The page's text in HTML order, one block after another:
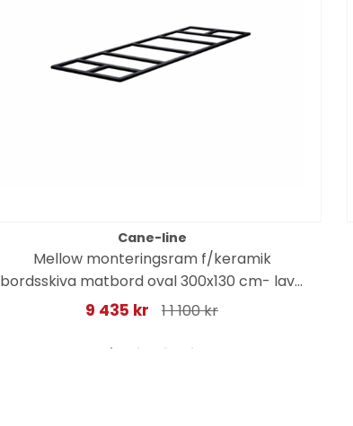
Cane-line
Mellow monteringsram f/keramik
bordsskiva matbord oval 300x130 cm- lava
grey alu
9 435 kr 1 1 100 kr